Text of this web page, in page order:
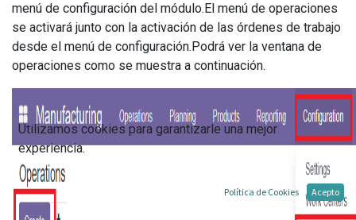
menú de configuración del módulo.El menú de operaciones
se activará junto con la activación de las órdenes de trabajo
desde el menú de configuración.Podrá ver la ventana de
operaciones como se muestra a continuación.
Utilizamos cookies para garantizarle una mejor
experiencia.
Política de Cookies Acepto